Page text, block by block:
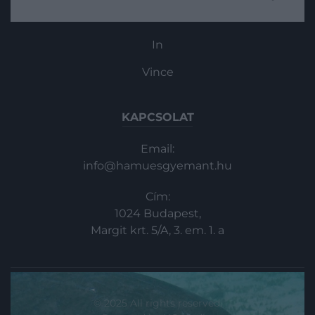
klímaváltozástól kezdve az orvvadászaton
át egyéb emberi tevekénységekig. Alábbi
amelyekből esetenként már…
In
Vince
KAPCSOLAT
Email:
info@hamuesgyemant.hu
Cím:
1024 Budapest,
Margit krt. 5/A, 3. em. 1. a
© 2025 All rights reserved.